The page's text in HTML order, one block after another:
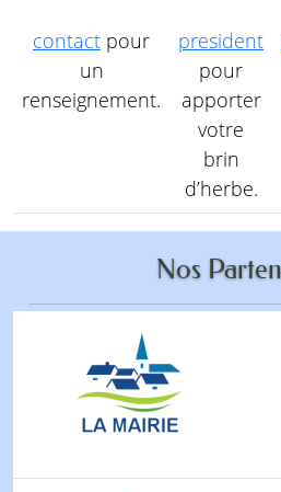
contact pour
un
renseignement.
president
pour
apporter
votre
brin
d’herbe.
Nos